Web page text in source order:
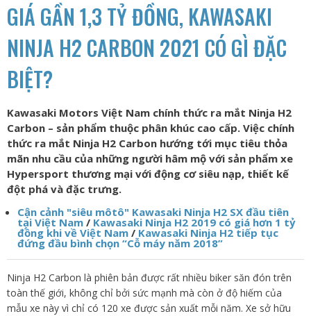
GIÁ GẦN 1,3 TỶ ĐỒNG, KAWASAKI
NINJA H2 CARBON 2021 CÓ GÌ ĐẶC
BIỆT?
Kawasaki Motors Việt Nam chính thức ra mắt Ninja H2
Carbon – sản phẩm thuộc phân khúc cao cấp. Việc chính
thức ra mắt Ninja H2 Carbon hướng tới mục tiêu thỏa
mãn nhu cầu của những người hâm mộ với sản phẩm xe
Hypersport thương mại với động cơ siêu nạp, thiết kế
đột phá và đặc trưng.
Cận cảnh "siêu môtô" Kawasaki Ninja H2 SX đầu tiên
tại Việt Nam / Kawasaki Ninja H2 2019 có giá hơn 1 tỷ
đồng khi về Việt Nam / Kawasaki Ninja H2 tiếp tục
đứng đầu bình chọn “Cỗ máy năm 2018”
Ninja H2 Carbon là phiên bản được rất nhiều biker săn đón trên
toàn thế giới, không chỉ bởi sức mạnh mà còn ở độ hiếm của
mẫu xe này vì chỉ có 120 xe được sản xuất mỗi năm. Xe sở hữu